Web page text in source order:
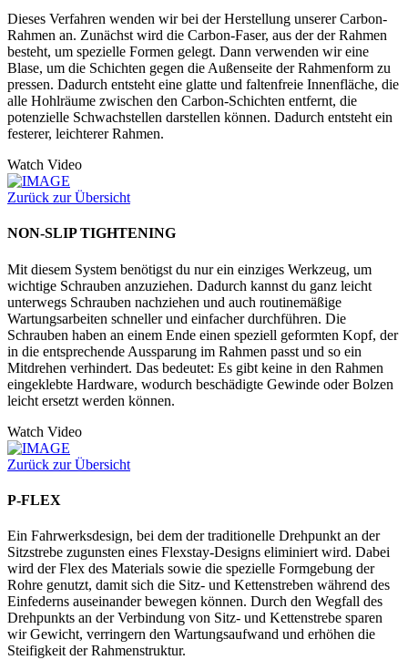
Dieses Verfahren wenden wir bei der Herstellung unserer Carbon-
Rahmen an. Zunächst wird die Carbon-Faser, aus der der Rahmen
besteht, um spezielle Formen gelegt. Dann verwenden wir eine
Blase, um die Schichten gegen die Außenseite der Rahmenform zu
pressen. Dadurch entsteht eine glatte und faltenfreie Innenfläche, die
alle Hohlräume zwischen den Carbon-Schichten entfernt, die
potenzielle Schwachstellen darstellen können. Dadurch entsteht ein
festerer, leichterer Rahmen.
Watch Video
Zurück zur Übersicht
NON-SLIP TIGHTENING
Mit diesem System benötigst du nur ein einziges Werkzeug, um
wichtige Schrauben anzuziehen. Dadurch kannst du ganz leicht
unterwegs Schrauben nachziehen und auch routinemäßige
Wartungsarbeiten schneller und einfacher durchführen. Die
Schrauben haben an einem Ende einen speziell geformten Kopf, der
in die entsprechende Aussparung im Rahmen passt und so ein
Mitdrehen verhindert. Das bedeutet: Es gibt keine in den Rahmen
eingeklebte Hardware, wodurch beschädigte Gewinde oder Bolzen
leicht ersetzt werden können.
Watch Video
Zurück zur Übersicht
P-FLEX
Ein Fahrwerksdesign, bei dem der traditionelle Drehpunkt an der
Sitzstrebe zugunsten eines Flexstay-Designs eliminiert wird. Dabei
wird der Flex des Materials sowie die spezielle Formgebung der
Rohre genutzt, damit sich die Sitz- und Kettenstreben während des
Einfederns auseinander bewegen können. Durch den Wegfall des
Drehpunkts an der Verbindung von Sitz- und Kettenstrebe sparen
wir Gewicht, verringern den Wartungsaufwand und erhöhen die
Steifigkeit der Rahmenstruktur.